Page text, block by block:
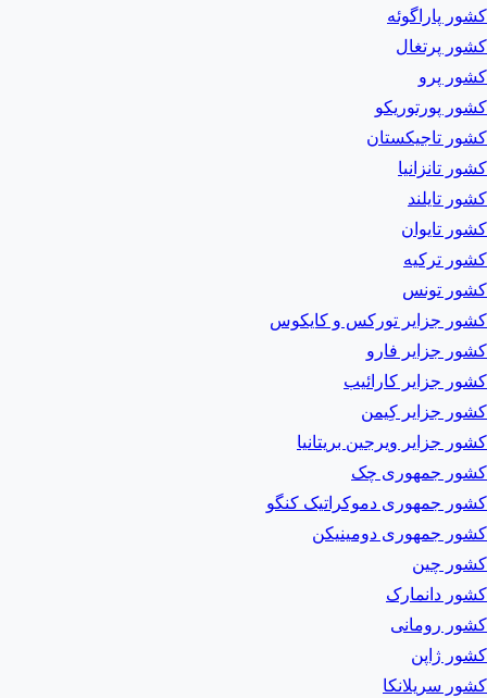
کشور پاراگوئه
کشور پرتغال
کشور پرو
کشور پورتوریکو
کشور تاجیکستان
کشور تانزانیا
کشور تایلند
کشور تایوان
کشور ترکیه
کشور تونس
کشور جزایر تورکس و کایکوس
کشور جزایر فارو
کشور جزایر کارائیب
کشور جزایر کِیمن
کشور جزایر ویرجین بریتانیا
کشور جمهوری چک
کشور جمهوری دموکراتیک کنگو
کشور جمهوری دومینیکن
کشور چین
کشور دانمارک
کشور رومانی
کشور ژاپن
کشور سریلانکا